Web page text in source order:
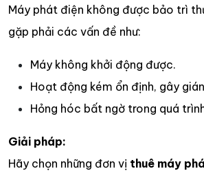
Máy phát điện không được bảo trì
gặp phải các vấn đề như:
Máy không khởi động được.
Hoạt động kém ổn định, gây
Hỏng hóc bất ngờ trong quá
Giải pháp:
Hãy chọn những đơn vị thuê máy